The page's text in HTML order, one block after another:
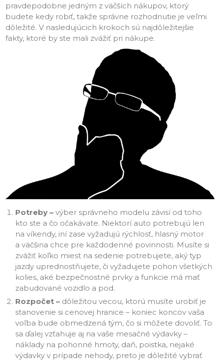
pravdepodobne jedným z väčších nákupov, ktorý
budete kedy robiť, takže správne rozhodnutie je veľmi
dôležité. V nasledujúcich krokoch sú najdôležitejšie
fakty, ktoré by ste mali zvážiť pri nákupe.
Potreby –výber správneho modelu závisí od toho
kto ste a čo očakávate. Niektorí auto potrebujú len
na víkendy, iní zase vyžadujú rýchlosť, hlasný motor
a väčšina chce pre každodenné povinnosti. Musíte si
zvážiť koľko miest na sedenie potrebujete, aký typ
jazdy uprednostňujete, či vyžadujete pohon všetkých
kolies, aké bezpečnostné prvky a funkcie má mať
zabudované vozidlo a pod.
Rozpočet – dôležitou vecou, ktorú musíte urobiť je
stanovenie si cenovej hranice – koniec koncov vaša
voľba bude obmedzená tým, čo si môžete dovoliť. To
sa ďalej vzťahuje aj na vaše mesačné výdavky –
náklady na pohonné hmoty, daň, poistka, nejaké
výdavky v prípade nehody, preto je dôležité vybrať